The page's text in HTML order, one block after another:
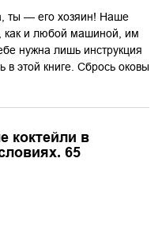
ты — его хозяин! Наше
как и любой машиной, им
нужна лишь инструкция
в этой книге. Сбрось оковы
коктейли в
65